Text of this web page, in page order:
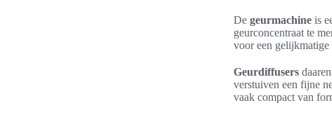
De geurmachine is
geurconcentraat te
voor een
Geurdiffusers
verstuiven een fijne
vaak compact van